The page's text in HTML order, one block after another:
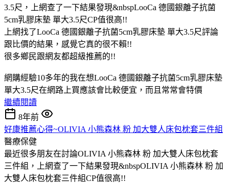
3.5尺，上網查了一下結果發現&nbspLooCa 德國銀離子抗菌
5cm乳膠床墊 單大3.5尺CP值很高!!
上網找了LooCa 德國銀離子抗菌5cm乳膠床墊 單大3.5尺評論
跟比價的結果，感覺它真的很不賴!!
很多鄉民跟網友都超級推薦的!!
網購經驗10多年的我在想LooCa 德國銀離子抗菌5cm乳膠床墊
單大3.5尺在網路上買應該會比較便宜，而且常常會特價
繼續閱讀
8年前
好康推薦心得~OLIVIA 小熊森林 粉 加大雙人床包枕套三件組
醫療保健
最近很多朋友在討論OLIVIA 小熊森林 粉 加大雙人床包枕套
三件組，上網查了一下結果發現&nbspOLIVIA 小熊森林 粉 加
大雙人床包枕套三件組CP值很高!!